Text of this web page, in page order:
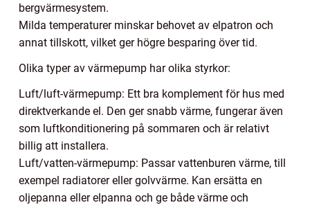
bergvärmesystem.
Milda temperaturer minskar behovet av elpatron och
annat tillskott, vilket ger högre besparing över tid.
Olika typer av värmepump har olika styrkor:
Luft/luft-värmepump: Ett bra komplement för hus med
direktverkande el. Den ger snabb värme, fungerar även
som luftkonditionering på sommaren och är relativt
billig att installera.
Luft/vatten-värmepump: Passar vattenburen värme, till
exempel radiatorer eller golvvärme. Kan ersätta en
oljepanna eller elpanna och ge både värme och